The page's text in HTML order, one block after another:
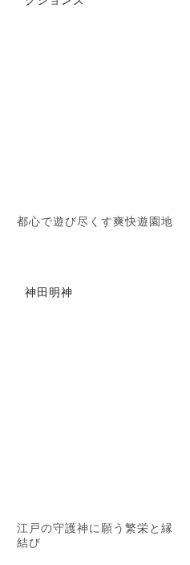
都心で遊び尽くす爽快遊園地
神田明神
江戸の守護神に願う繁栄と縁
結び